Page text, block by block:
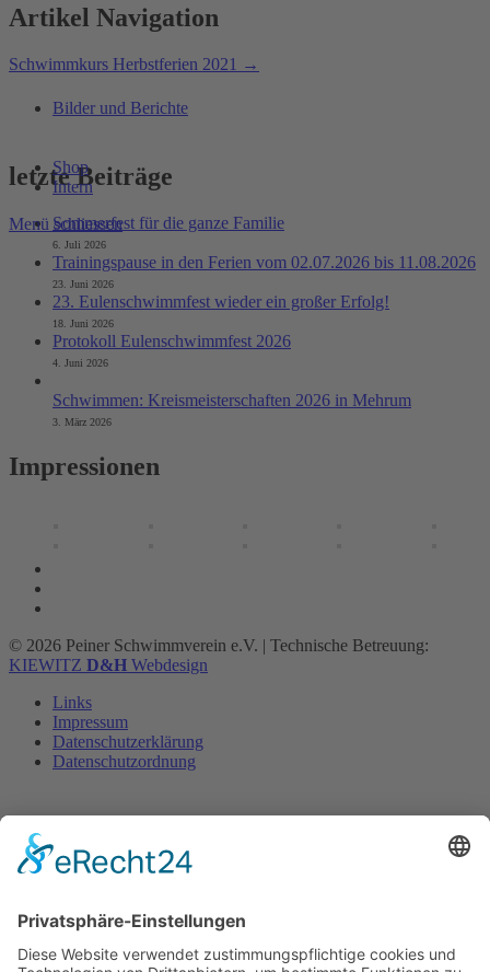
Bilder und Berichte
Shop
Intern
Menü schliessen
Artikel Navigation
Schwimmkurs Herbstferien 2021 →
letzte Beiträge
Sommerfest für die ganze Familie
6. Juli 2026
Trainingspause in den Ferien vom 02.07.2026 bis 11.08.2026
23. Juni 2026
23. Eulenschwimmfest wieder ein großer Erfolg!
18. Juni 2026
Protokoll Eulenschwimmfest 2026
4. Juni 2026
Schwimmen: Kreismeisterschaften 2026 in Mehrum
3. März 2026
Impressionen
© 2026 Peiner Schwimmverein e.V. | Technische Betreuung:
KIEWITZ D&H Webdesign
Links
Impressum
Datenschutzerklärung
Datenschutzordnung